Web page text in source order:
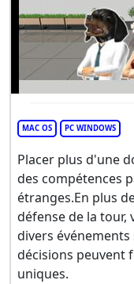
MAC OS PC WINDOWS
Placer plus d'une
des compétences
étranges.En plus
défense de la
divers
décisions peuvent
uniques.